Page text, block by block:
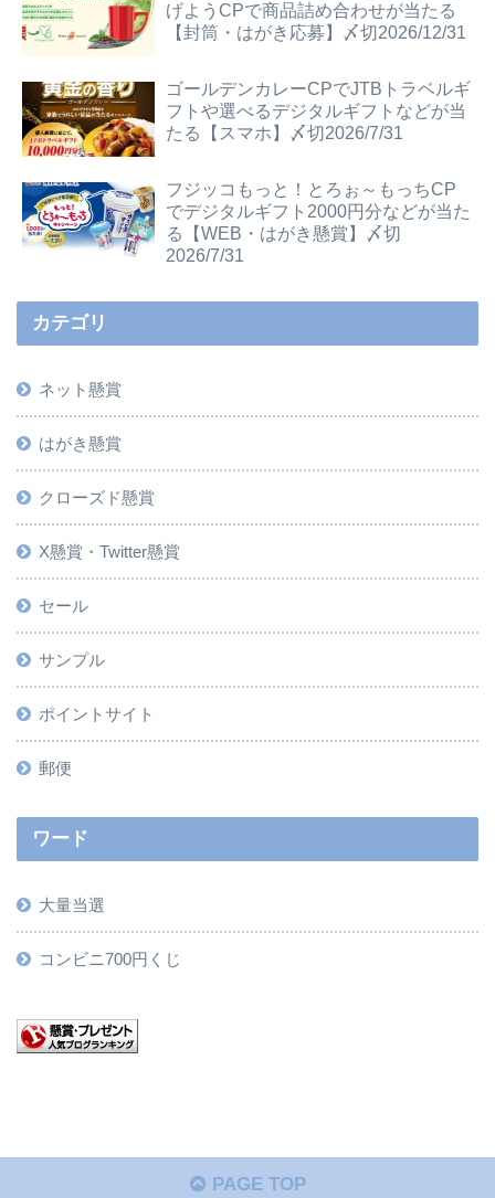
げようCPで商品詰め合わせが当たる
【封筒・はがき応募】〆切2026/12/31
ゴールデンカレーCPでJTBトラベルギ
フトや選べるデジタルギフトなどが当
たる【スマホ】〆切2026/7/31
フジッコもっと！とろぉ～もっちCP
でデジタルギフト2000円分などが当た
る【WEB・はがき懸賞】〆切
2026/7/31
カテゴリ
ネット懸賞
はがき懸賞
クローズド懸賞
X懸賞・Twitter懸賞
セール
サンプル
ポイントサイト
郵便
ワード
大量当選
コンビニ700円くじ
PAGE TOP